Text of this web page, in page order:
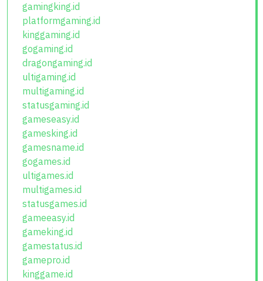
gamingking.id
platformgaming.id
kinggaming.id
gogaming.id
dragongaming.id
ultigaming.id
multigaming.id
statusgaming.id
gameseasy.id
gamesking.id
gamesname.id
gogames.id
ultigames.id
multigames.id
statusgames.id
gameeasy.id
gameking.id
gamestatus.id
gamepro.id
kinggame.id